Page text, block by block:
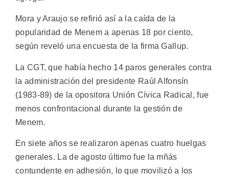
Mora y Araujo se refirió así a la caída de la
popularidad de Menem a apenas 18 por ciento,
según reveló una encuesta de la firma Gallup.
La CGT, que había hecho 14 paros generales contra
la administración del presidente Raúl Alfonsín
(1983-89) de la opositora Unión Cívica Radical, fue
menos confrontacional durante la gestión de
Menem.
En siete años se realizaron apenas cuatro huelgas
generales. La de agosto último fue la mñás
contundente en adhesión, lo que movilizó a los